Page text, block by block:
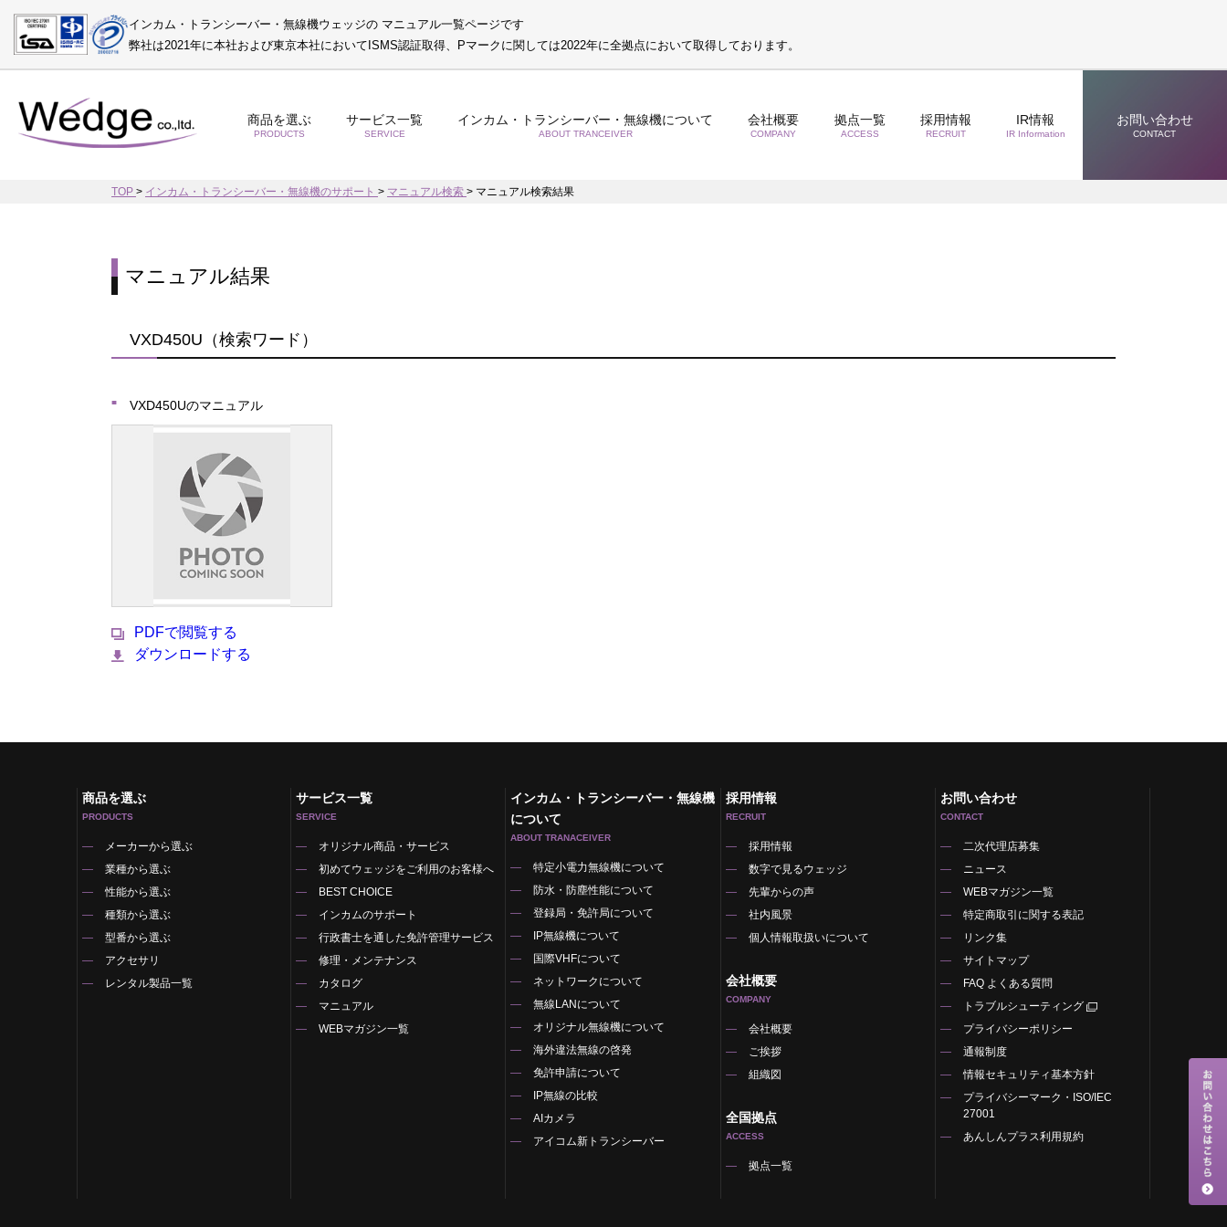
インカム・トランシーバー・無線機ウェッジの マニュアル一覧ページです
弊社は2021年に本社および東京本社においてISMS認証取得、Pマークに関しては2022年に全拠点において取得しております。
商品を選ぶ
PRODUCTS
サービス一覧
SERVICE
インカム・トランシーバー・無線機について
ABOUT TRANCEIVER
会社概要
COMPANY
拠点一覧
ACCESS
採用情報
RECRUIT
IR情報
IR Information
お問い合わせ
CONTACT
TOP > インカム・トランシーバー・無線機のサポート > マニュアル検索 > マニュアル検索結果
マニュアル結果
VXD450U（検索ワード）
VXD450Uのマニュアル
PDFで閲覧する
ダウンロードする
商品を選ぶ
PRODUCTS
メーカーから選ぶ
業種から選ぶ
性能から選ぶ
種類から選ぶ
型番から選ぶ
アクセサリ
レンタル製品一覧
サービス一覧
SERVICE
オリジナル商品・サービス
初めてウェッジをご利用のお客様へ
BEST CHOICE
インカムのサポート
行政書士を通した免許管理サービス
修理・メンテナンス
カタログ
マニュアル
WEBマガジン一覧
インカム・トランシーバー・無線機
について
ABOUT TRANACEIVER
特定小電力無線機について
防水・防塵性能について
登録局・免許局について
IP無線機について
国際VHFについて
ネットワークについて
無線LANについて
オリジナル無線機について
海外違法無線の啓発
免許申請について
IP無線の比較
AIカメラ
アイコム新トランシーバー
採用情報
RECRUIT
採用情報
数字で見るウェッジ
先輩からの声
社内風景
個人情報取扱いについて
会社概要
COMPANY
会社概要
ご挨拶
組織図
全国拠点
ACCESS
拠点一覧
お問い合わせ
CONTACT
二次代理店募集
ニュース
WEBマガジン一覧
特定商取引に関する表記
リンク集
サイトマップ
FAQ よくある質問
トラブルシューティング
プライバシーポリシー
通報制度
情報セキュリティ基本方針
プライバシーマーク・ISO/IEC
27001
あんしんプラス利用規約